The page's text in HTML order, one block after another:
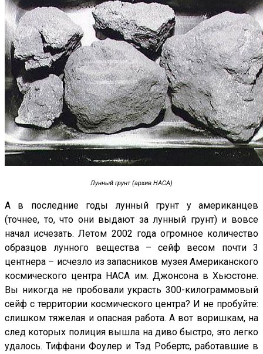
Лунный грунт (архив НАСА)
А в последние годы лунный грунт у американцев
(точнее, то, что они выдают за лунный грунт) и вовсе
начал исчезать. Летом 2002 года огромное количество
образцов лунного вещества – сейф весом почти 3
центнера – исчезло из запасников музея Американского
космического центра НАСА им. Джонсона в Хьюстоне.
Вы никогда не пробовали украсть 300-килограммовый
сейф с территории космического центра? И не пробуйте:
слишком тяжелая и опасная работа. А вот воришкам, на
след которых полиция вышла на диво быстро, это легко
удалось. Тиффани Фоулер и Тэд Робертс, работавшие в